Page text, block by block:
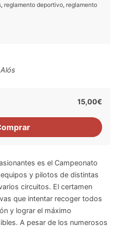
, reglamento deportivo, reglamento
15,00€
es el Campeonato
y pilotos de distintas
circuitos. El certamen
que intentar recoger todos
y lograr el máximo
A pesar de los numerosos